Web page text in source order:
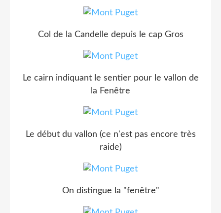
Col de la Candelle depuis le cap Gros
Le cairn indiquant le sentier pour le vallon de
la Fenêtre
Le début du vallon (ce n'est pas encore très
raide)
On distingue la "fenêtre"